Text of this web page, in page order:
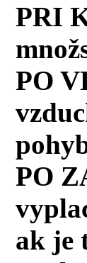
PRI
PO
PO
ak je